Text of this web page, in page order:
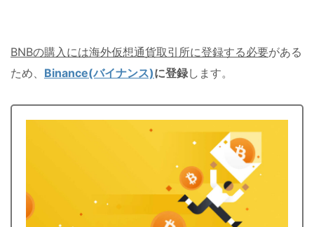
BNBの購入には海外仮想通貨取引所に登録する必要がある
ため、 Binance(バイナンス)に登録します。